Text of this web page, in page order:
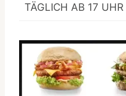
TÄGLICH AB 17 UHR